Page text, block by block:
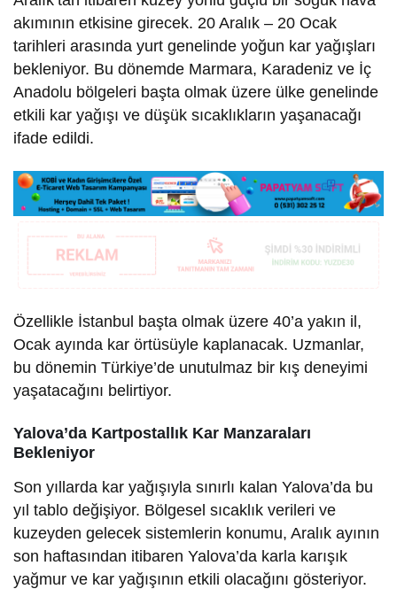
akımının etkisine girecek. 20 Aralık – 20 Ocak
tarihleri arasında yurt genelinde yoğun kar yağışları
bekleniyor. Bu dönemde Marmara, Karadeniz ve İç
Anadolu bölgeleri başta olmak üzere ülke genelinde
etkili kar yağışı ve düşük sıcaklıkların yaşanacağı
ifade edildi.
Özellikle İstanbul başta olmak üzere 40’a yakın il,
Ocak ayında kar örtüsüyle kaplanacak. Uzmanlar,
bu dönemin Türkiye’de unutulmaz bir kış deneyimi
yaşatacağını belirtiyor.
Yalova’da Kartpostallık Kar Manzaraları
Bekleniyor
Son yıllarda kar yağışıyla sınırlı kalan Yalova’da bu
yıl tablo değişiyor. Bölgesel sıcaklık verileri ve
kuzeyden gelecek sistemlerin konumu, Aralık ayının
son haftasından itibaren Yalova’da karla karışık
yağmur ve kar yağışının etkili olacağını gösteriyor.